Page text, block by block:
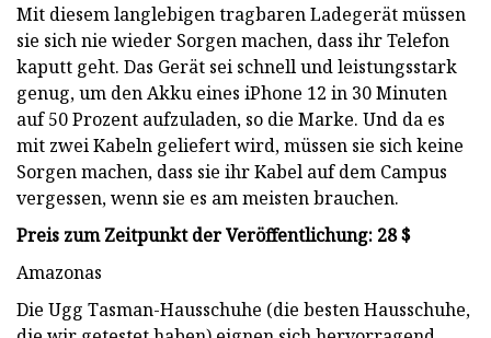
Mit diesem langlebigen tragbaren Ladegerät müssen
sie sich nie wieder Sorgen machen, dass ihr Telefon
kaputt geht. Das Gerät sei schnell und leistungsstark
genug, um den Akku eines iPhone 12 in 30 Minuten
auf 50 Prozent aufzuladen, so die Marke. Und da es
mit zwei Kabeln geliefert wird, müssen sie sich keine
Sorgen machen, dass sie ihr Kabel auf dem Campus
vergessen, wenn sie es am meisten brauchen.
Preis zum Zeitpunkt der Veröffentlichung: 28 $
Amazonas
Die Ugg Tasman-Hausschuhe (die besten Hausschuhe,